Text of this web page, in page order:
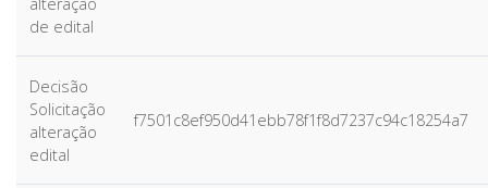
de edital
Decisão
Solicitação
alteração
edital
f7501c8ef950d41ebb78f1f8d7237c94c18254a7